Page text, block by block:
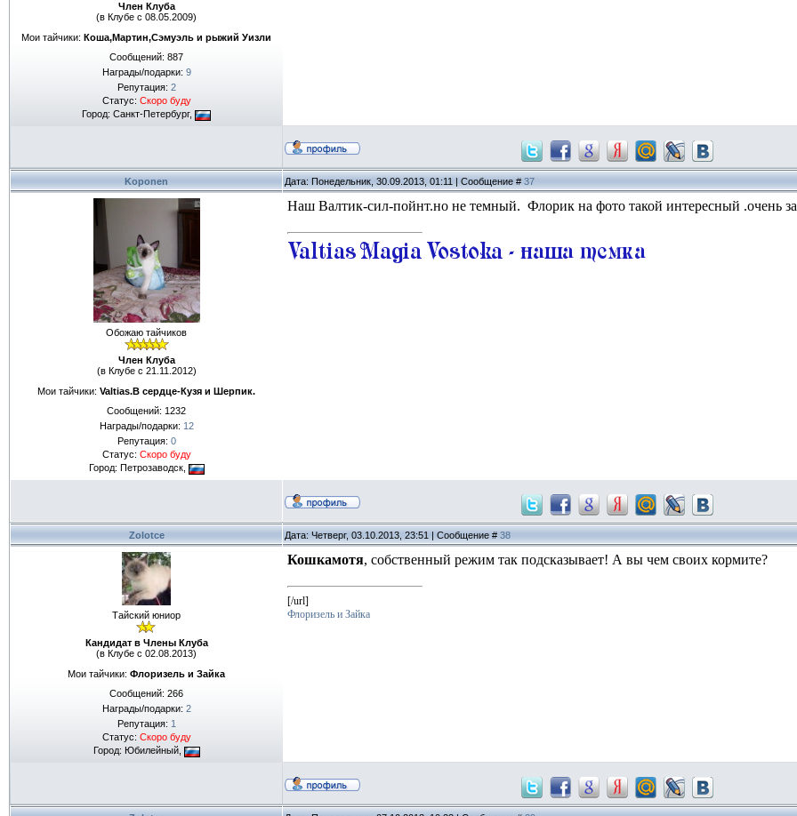
Член Клуба
(в Клубе с 08.05.2009)
Мои тайчики: Коша,Мартин,Сэмуэль и рыжий Уизли
Сообщений: 887
Награды/подарки: 9
Репутация: 2
Статус: Скоро буду
Город: Санкт-Петербург,
Koponen Дата: Понедельник, 30.09.2013, 01:11 | Сообщение # 37
Обожаю тайчиков
Член Клуба
(в Клубе с 21.11.2012)
Мои тайчики: Valtias.В сердце-Кузя и Шерпик.
Сообщений: 1232
Награды/подарки: 12
Репутация: 0
Статус: Скоро буду
Город: Петрозаводск,
Наш Валтик-сил-пойнт.но не темный. Флорик на фото такой интересный .очень
Zolotce Дата: Четверг, 03.10.2013, 23:51 | Сообщение # 38
Тайский юниор
Кандидат в Члены Клуба
(в Клубе с 02.08.2013)
Мои тайчики: Флоризель и Зайка
Сообщений: 266
Награды/подарки: 2
Репутация: 1
Статус: Скоро буду
Город: Юбилейный,
Кошкамотя, собственный режим так подсказывает! А вы чем своих кормите?
[/url]
Флоризель и Зайка